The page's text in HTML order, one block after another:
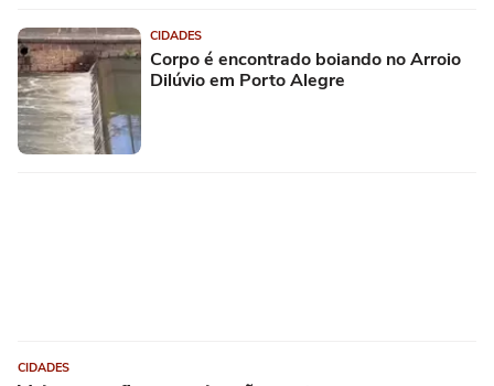
CIDADES
Corpo é encontrado boiando no Arroio
Dilúvio em Porto Alegre
CIDADES